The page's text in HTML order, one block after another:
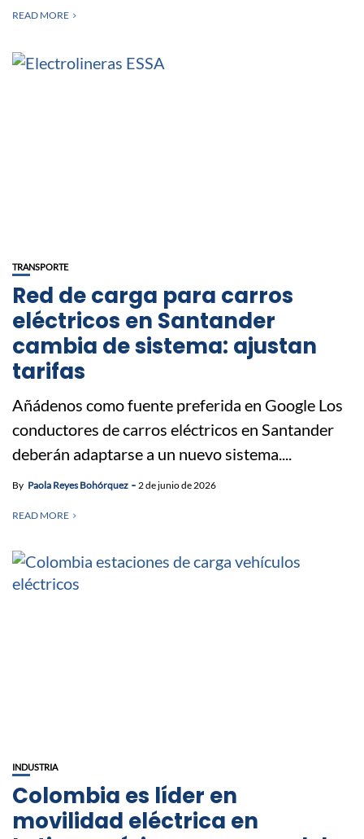
READ MORE
TRANSPORTE
Red de carga para carros
eléctricos en Santander
cambia de sistema: ajustan
tarifas
Añádenos como fuente preferida en Google Los
conductores de carros eléctricos en Santander
deberán adaptarse a un nuevo sistema....
By Paola Reyes Bohórquez 2 de junio de 2026
READ MORE
INDUSTRIA
Colombia es líder en
movilidad eléctrica en